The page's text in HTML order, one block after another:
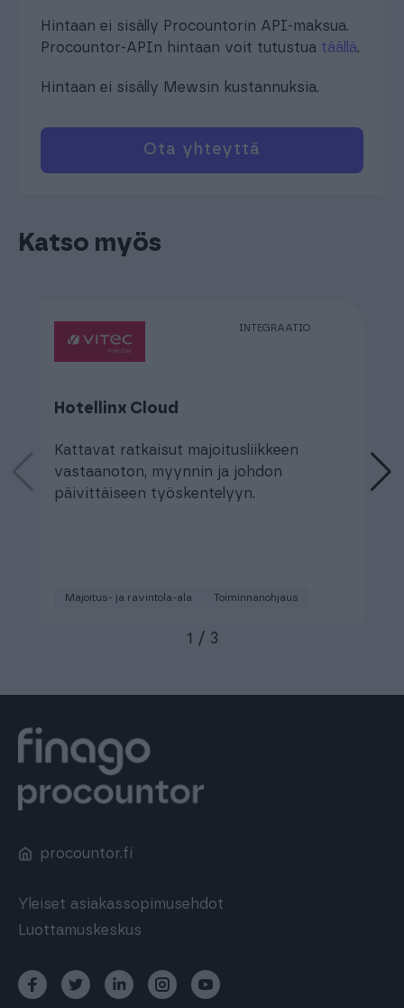
Hintaan ei sisälly Procountorin API-maksua.
Procountor-APIn hintaan voit tutustua täällä.
Hintaan ei sisälly Mewsin kustannuksia.
Ota yhteyttä
Katso myös
INTEGRAATIO
Hotellinx Cloud
Kattavat ratkaisut majoitusliikkeen
vastaanoton, myynnin ja johdon
päivittäiseen työskentelyyn.
Majoitus- ja ravintola-ala Toiminnanohjaus
1 / 3
procountor.fi
Yleiset asiakassopimusehdot
Luottamuskeskus